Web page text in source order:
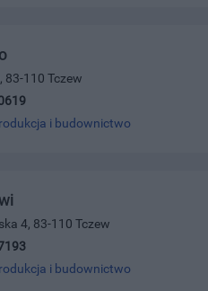
83-110 Tczew
i budownictwo
4, 83-110 Tczew
i budownictwo